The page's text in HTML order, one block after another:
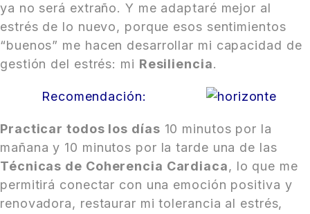
ya no será extraño. Y me adaptaré mejor al
estrés de lo nuevo, porque esos sentimientos
“buenos” me hacen desarrollar mi capacidad de
gestión del estrés: mi Resiliencia.
Recomendación:
Practicar todos los días 10 minutos por la
mañana y 10 minutos por la tarde una de las
Técnicas de Coherencia Cardiaca, lo que me
permitirá conectar con una emoción positiva y
renovadora, restaurar mi tolerancia al estrés,